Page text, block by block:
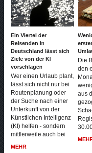
Ein Viertel der
Reisenden in
Deutschland lässt sich
Ziele von der KI
vorschlagen
Wer einen Urlaub plant,
lässt sich nicht nur bei
Routenplanung oder
der Suche nach einer
Unterkunft von der
Künstlichen Intelligenz
(KI) helfen - sondern
mittlerweile auch bei
MEHR
Die
den
aus